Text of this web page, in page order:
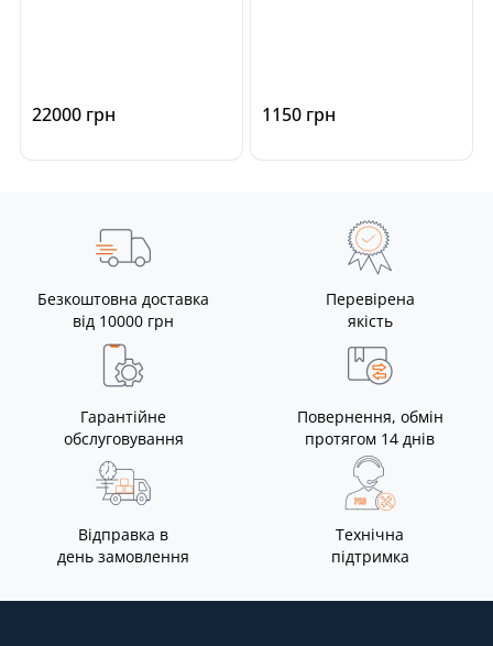
22000 грн 1150 грн
Безкоштовна доставка
від 10000 грн
Перевірена
якість
Гарантійне
обслуговування
Повернення, обмін
протягом 14 днів
Відправка в
день замовлення
Технічна
підтримка